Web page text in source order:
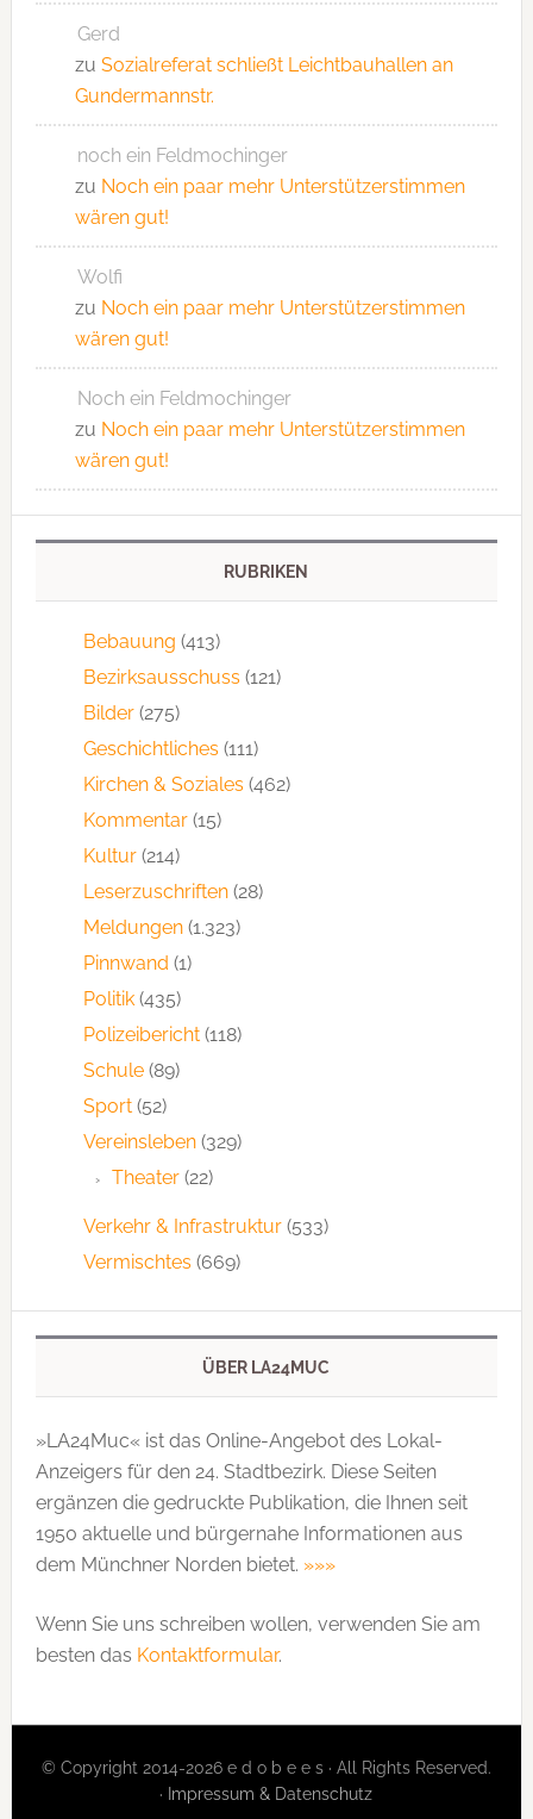
Gerd
zu Sozialreferat schließt Leichtbauhallen an
Gundermannstr.
noch ein Feldmochinger
zu Noch ein paar mehr Unterstützerstimmen
wären gut!
Wolfi
zu Noch ein paar mehr Unterstützerstimmen
wären gut!
Noch ein Feldmochinger
zu Noch ein paar mehr Unterstützerstimmen
wären gut!
RUBRIKEN
Bebauung (413)
Bezirksausschuss (121)
Bilder(275)
Geschichtliches (111)
Kirchen & Soziales (462)
Kommentar(15)
Kultur(214)
Leserzuschriften(28)
Meldungen(1.323)
Pinnwand (1)
Politik(435)
Polizeibericht(118)
Schule(89)
Sport(52)
Vereinsleben(329)
Theater(22)
Verkehr & Infrastruktur(533)
Vermischtes (669)
ÜBER LA24MUC
»LA24Muc« ist das Online-Angebot des Lokal-
Anzeigers für den 24. Stadtbezirk. Diese Seiten
ergänzen die gedruckte Publi­kation, die Ihnen seit
1950 aktuelle und bürgernahe Informationen aus
dem Münchner Norden bietet. »»»
Wenn Sie uns schreiben wollen, verwenden Sie am
besten das Kontaktformular.
© Copyright 2014-2026 e d o b e e s · All Rights Reserved.
· Impressum & Datenschutz